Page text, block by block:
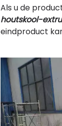
Als u de
houtskool-
eindproduct